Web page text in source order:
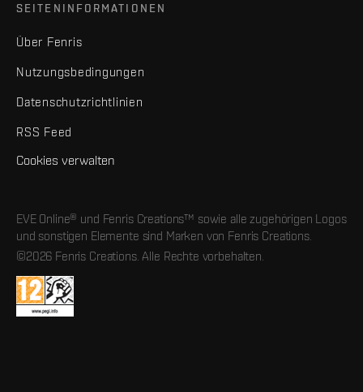
SEITENINFORMATIONEN
Über Fenris
Nutzungsbedingungen
Datenschutzrichtlinien
RSS Feed
Cookies verwalten
EVE Online® und Fenris Creations™ sowie alle zugehörigen Logos
und sonstigen Elemente sind Marken von Fenris Creations.
©2026 Fenris Creations. Alle Rechte vorbehalten.